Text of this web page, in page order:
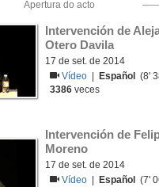
Apertura do acto
Intervención de
Otero Davila
17 de set. de 2014
Vídeo
Español
(8'
3386 veces
Intervención de
Moreno
17 de set. de 2014
Vídeo
Español
(7'